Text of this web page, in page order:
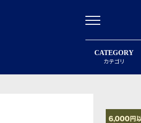
CATEGORY
カテゴリ